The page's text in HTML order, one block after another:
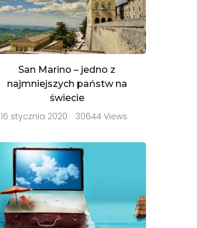
San Marino – jedno z
najmniejszych państw na
świecie
16 stycznia 2020 30644 Views